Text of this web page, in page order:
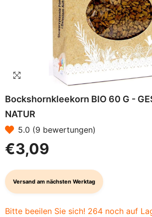
Bockshornkleekorn BIO 60 G -
NATUR
5.0 (9 bewertungen)
€3,09
Versand am nächsten Werktag
Bitte beeilen Sie sich! 264 noch auf